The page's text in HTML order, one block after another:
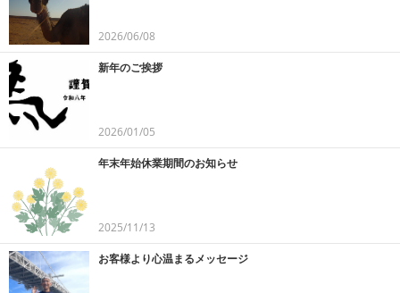
2026/06/08
新年のご挨拶
2026/01/05
年末年始休業期間のお知らせ
2025/11/13
お客様より心温まるメッセージ